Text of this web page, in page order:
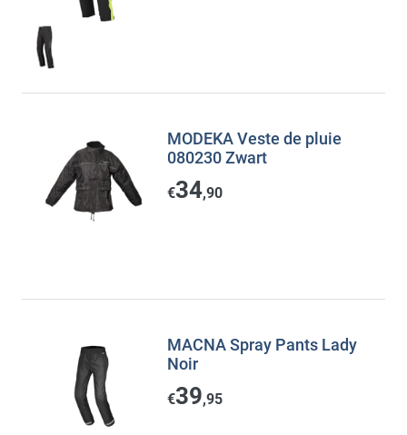
MODEKA Veste de pluie
080230 Zwart
€34,90
MACNA Spray Pants Lady
Noir
€39,95